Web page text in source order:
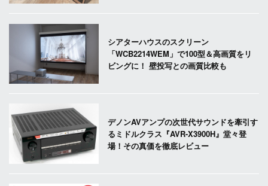
シアターハウスのスクリーン
「WCB2214WEM」で100型＆高画質をリ
ビングに！ 壁投写との画質比較も
デノンAVアンプの次世代サウンドを牽引す
るミドルクラス『AVR-X3900H』堂々登
場！その真価を徹底レビュー